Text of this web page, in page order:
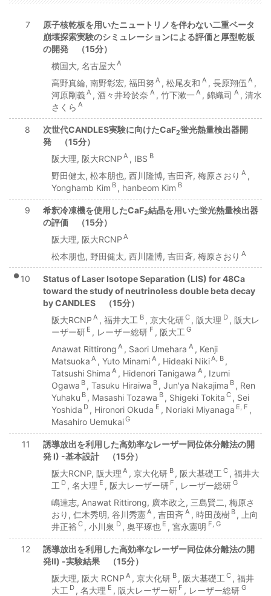
7
原子核乾板を用いたニュートリノを伴わない二重ベータ
崩壊探索実験のシミュレーションによる評価と厚型乾板
の開発 （15分）
横国大, 名古屋大 A
高野真綸, 南野彰宏, 福田努 A , 松尾友和 A , 長原翔伍 A ,
河原剛義A , 酒々井玲於奈 A , 竹下漱一A , 錦織司 A , 清水
さくら A
8 次世代CANDLES実験に向けたCaF2蛍光熱量検出器開
発 （15分）
阪大理, 阪大RCNP A , IBS B
野田健太, 松本朋也, 西川隆博, 吉田斉, 梅原さおり A ,
Yonghamb Kim B , hanbeom Kim B
9 希釈冷凍機を使用したCaF2結晶を用いた蛍光熱量検出器
の評価 （15分）
阪大理, 阪大RCNP A
松本朋也, 野田健太, 西川隆博, 吉田斉, 梅原さおり A
● 10
Status of Laser Isotope Separation (LIS) for 48Ca
toward the study of neutrinoless double beta decay
by CANDLES （15分）
阪大RCNP A , 福井大工 B , 京大化研C , 阪大理 D , 阪大レ
ーザー研 E , レーザー総研 F , 阪大工 G
Anawat Rittirong A , Saori Umehara A , Kenji
Matsuoka A , Yuto Minami A , Hideaki NikiA, B ,
Tatsushi Shima A , Hidenori Tanigawa A , Izumi
Ogawa B , Tasuku Hiraiwa B , Jun'ya Nakajima B , Ren
Yuhaku B , Masashi Tozawa B , Shigeki Tokita C , Sei
Yoshida D , Hironori Okuda E , Noriaki Miyanaga E, F ,
Masahiro UemukaiG
11
誘導放出を利用した高効率なレーザー同位体分離法の開
発 I) -基本設計 （15分）
阪大RCNP, 阪大理 A , 京大化研 B , 阪大基礎工 C , 福井大
工 D , 名大理 E , 阪大レーザー研 F , レーザー総研 G
嶋達志, Anawat Rittirong, 廣本政之, 三島賢二, 梅原さ
おり, 仁木秀明, 谷川秀憲A , 吉田斉 A , 時田茂樹 B , 上向
井正裕 C , 小川泉 D , 奥平琢也 E , 宮永憲明 F, G
12
誘導放出を利用した高効率なレーザー同位体分離法の開
発Ⅱ) -実験結果 （15分）
阪大理, 阪大 RCNP A , 京大化研 B , 阪大基礎工 C , 福井
大工 D , 名大理 E , 阪大レーザー研 F , レーザー総研 G